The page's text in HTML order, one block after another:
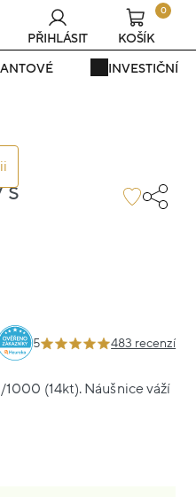
INVESTIČNÍ
PŘIHLÁSIT
0
KOŠÍK
s
5 483 recenzí
(14kt). Náušnice váží